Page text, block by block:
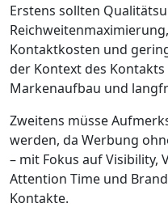
Erstens sollten
Kontaktkosten und
der Kontext des
Markenaufbau und
Zweitens müsse
werden, da Werbung
– mit Fokus auf Visibility,
Attention Time und
Kontakte.